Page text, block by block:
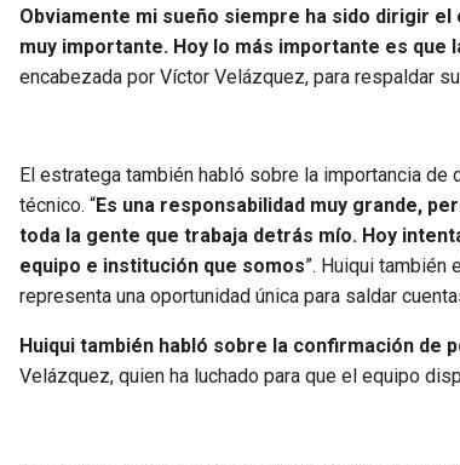
Obviamente mi sueño siempre ha sido dirigir
muy importante. Hoy lo más importante es que
encabezada por Víctor Velázquez, para respaldar
El estratega también habló sobre la importancia
técnico. “Es una responsabilidad muy grande,
toda la gente que trabaja detrás mío. Hoy
equipo e institución que somos”. Huiqui también
representa una oportunidad única para saldar
Huiqui también habló sobre la confirmación de
Velázquez, quien ha luchado para que el equipo